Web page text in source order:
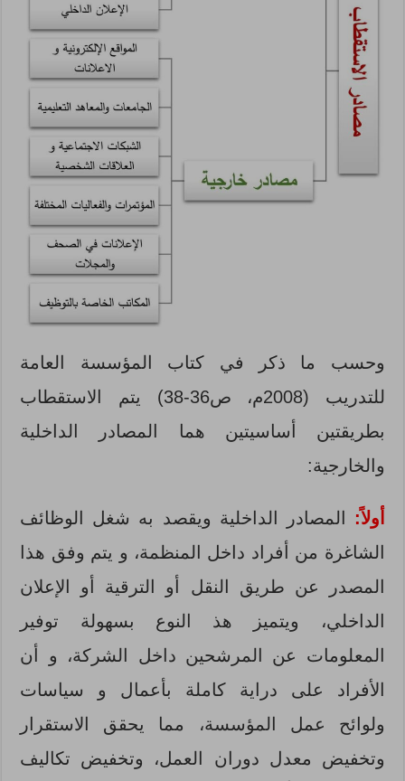
وحسب ما ذكر في كتاب المؤسسة العامة
للتدريب (2008م، ص36-38) يتم الاستقطاب
بطريقتين أساسيتين هما المصادر الداخلية
والخارجية:
أولاً:
المصادر الداخلية ويقصد به شغل الوظائف
الشاغرة من أفراد داخل المنظمة، و يتم وفق هذا
المصدر عن طريق النقل أو الترقية أو الإعلان
الداخلي، ويتميز هذ النوع بسهولة توفير
المعلومات عن المرشحين داخل الشركة، و أن
الأفراد على دراية كاملة بأعمال و سياسات
ولوائح عمل المؤسسة، مما يحقق الاستقرار
وتخفيض معدل دوران العمل، وتخفيض تكاليف